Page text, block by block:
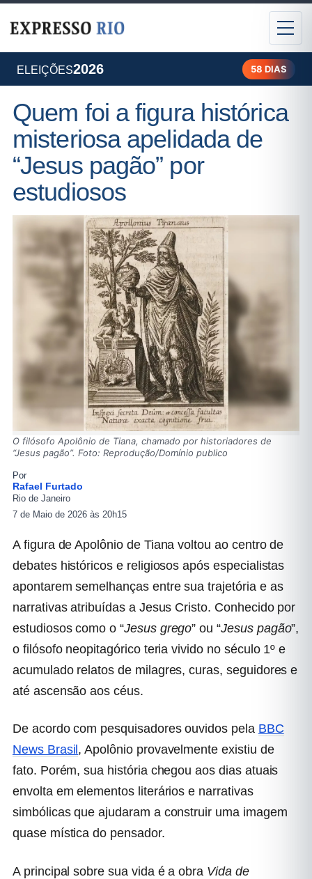
ELEIÇÕES2026 58 DIAS
Quem foi a figura histórica
misteriosa apelidada de
“Jesus pagão” por
estudiosos
O filósofo Apolônio de Tiana, chamado por historiadores de
“Jesus pagão”. Foto: Reprodução/Domínio publico
Por
Rafael Furtado
Rio de Janeiro
7 de Maio de 2026 às 20h15
A figura de Apolônio de Tiana voltou ao centro de
debates históricos e religiosos após especialistas
apontarem semelhanças entre sua trajetória e as
narrativas atribuídas a Jesus Cristo. Conhecido por
estudiosos como o “Jesus grego” ou “Jesus pagão”,
o filósofo neopitagórico teria vivido no século 1º e
acumulado relatos de milagres, curas, seguidores e
até ascensão aos céus.
De acordo com pesquisadores ouvidos pela BBC
News Brasil , Apolônio provavelmente existiu de
fato. Porém, sua história chegou aos dias atuais
envolta em elementos literários e narrativas
simbólicas que ajudaram a construir uma imagem
quase mística do pensador.
A principal sobre sua vida é a obra Vida de